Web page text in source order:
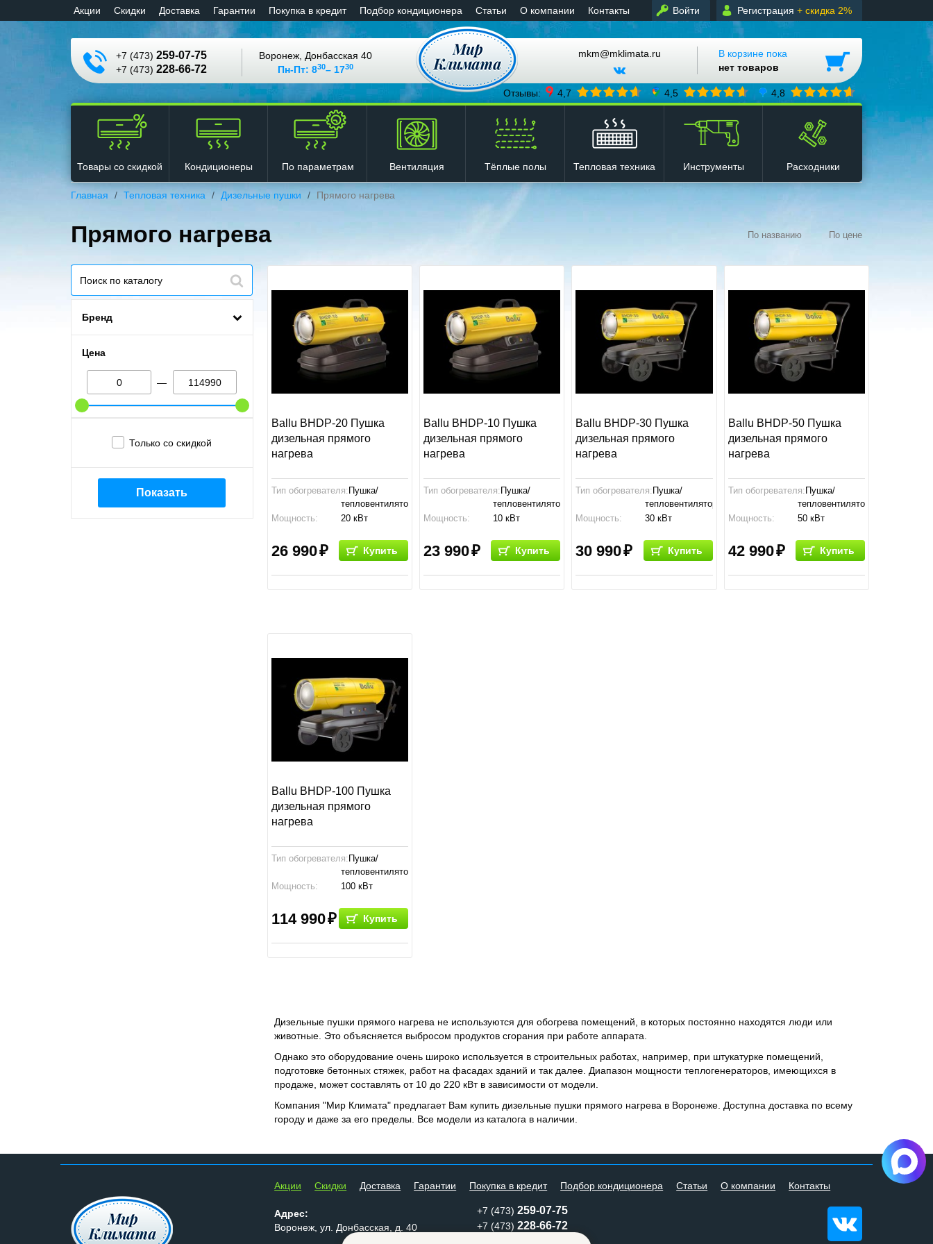
Войти Регистрация + скидка 2%
Aкции Cкидки Доставка Гарантии Покупка в кредит Подбор кондиционера Статьи О компании Контакты
+7 (473) 259-07-75
+7 (473) 228-66-72
Воронеж, Донбасская 40
Пн-Пт: 830– 1730
mkm@mklimata.ru
В корзине пока
нет товаров
Отзывы: 4,7 4,5 4,8
Товары со скидкой Кондиционеры По параметрам Вентиляция Тёплые полы Тепловая техника Инструменты Расходники
Главная Тепловая техника Дизельные пушки Прямого нагрева
Прямого нагрева По названию По цене
Бренд
Цена
—
Только со скидкой
Показать
Ballu BHDP-20 Пушка
дизельная прямого
нагрева
Тип обогревателя: Пушка/
тепловентилятор
Мощность:
20 кВт
мм
26 990 Купить
Ballu BHDP-10 Пушка
дизельная прямого
нагрева
Тип обогревателя: Пушка/
тепловентилятор
Мощность:
10 кВт
мм
23 990 Купить
Ballu BHDP-30 Пушка
дизельная прямого
нагрева
Тип обогревателя: Пушка/
тепловентилятор
Мощность:
30 кВт
мм
30 990 Купить
Ballu BHDP-50 Пушка
дизельная прямого
нагрева
Тип обогревателя: Пушка/
тепловентилятор
Мощность:
50 кВт
мм
42 990 Купить
Ballu BHDP-100 Пушка
дизельная прямого
нагрева
Тип обогревателя: Пушка/
тепловентилятор
Мощность:
100 кВт
мм
114 990 Купить
Дизельные пушки прямого нагрева не используются для обогрева помещений, в которых постоянно находятся люди или
животные. Это объясняется выбросом продуктов сгорания при работе аппарата.
Однако это оборудование очень широко используется в строительных работах, например, при штукатурке помещений,
подготовке бетонных стяжек, работ на фасадах зданий и так далее. Диапазон мощности теплогенераторов, имеющихся в
продаже, может составлять от 10 до 220 кВт в зависимости от модели.
Компания "Мир Климата" предлагает Вам купить дизельные пушки прямого нагрева в Воронеже. Доступна доставка по всему
городу и даже за его пределы. Все модели из каталога в наличии.
Aкции Cкидки Доставка Гарантии Покупка в кредит Подбор кондиционера Статьи О компании Контакты
Адрес:
Воронеж, ул. Донбасская, д. 40
+7 (473) 259-07-75
+7 (473) 228-66-72